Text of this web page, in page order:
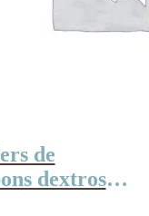
de
dextrose